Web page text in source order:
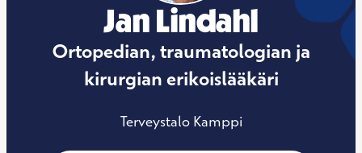
Jan Lindahl
Ortopedian, traumatologian ja
kirurgian erikoislääkäri
Terveystalo Kamppi